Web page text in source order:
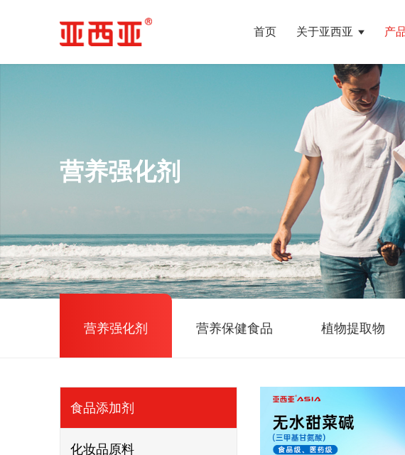
首页 关于亚西亚 产
营养强化剂
营养强化剂 营养保健食品 植物提取物
食品添加剂
化妆品原料